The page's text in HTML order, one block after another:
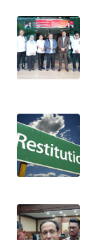
WN
PAPUA
BARAT
WN
RIAU
WN
SERAMBI
WN
JAMBI